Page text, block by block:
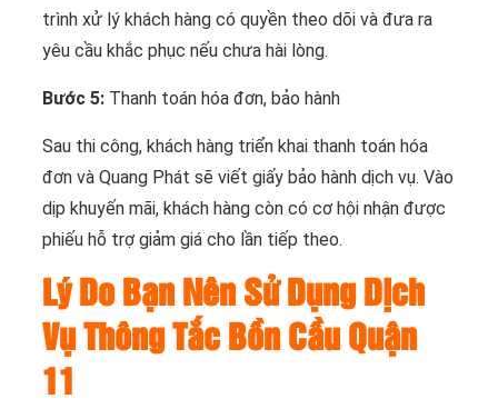
trình xử lý khách hàng có quyền theo dõi và đưa ra
yêu cầu khắc phục nếu chưa hài lòng.
Bước 5: Thanh toán hóa đơn, bảo hành
Sau thi công, khách hàng triển khai thanh toán hóa
đơn và Quang Phát sẽ viết giấy bảo hành dịch vụ. Vào
dịp khuyến mãi, khách hàng còn có cơ hội nhận được
phiếu hỗ trợ giảm giá cho lần tiếp theo.
Lý Do Bạn Nên Sử Dụng Dịch
Vụ Thông Tắc Bồn Cầu Quận
11